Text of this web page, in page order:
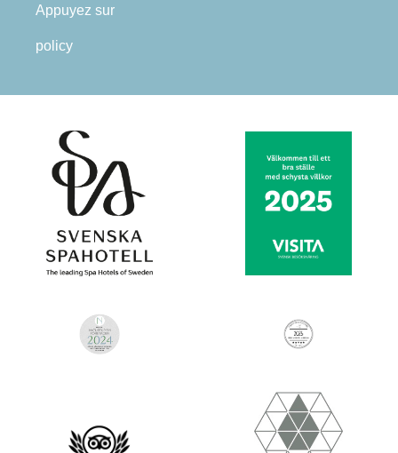
Appuyez sur
policy